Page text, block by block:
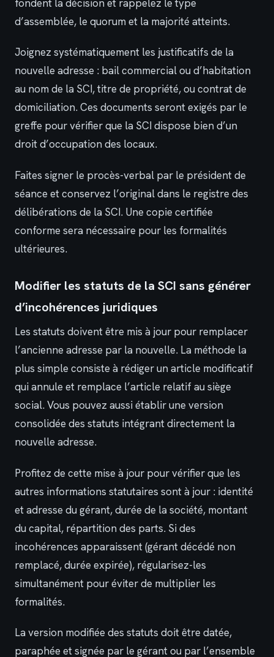
fondent la décision et rappelez le type
d’assemblée, le quorum et la majorité atteints.
Joignez systématiquement les justificatifs de la
nouvelle adresse : bail commercial ou d’habitation
au nom de la SCI, titre de propriété, ou contrat de
domiciliation. Ces documents seront exigés par le
greffe pour vérifier que la SCI dispose bien d’un
droit d’occupation des locaux.
Faites signer le procès-verbal par le président de
séance et conservez l’original dans le registre des
délibérations de la SCI. Une copie certifiée
conforme sera nécessaire pour les formalités
ultérieures.
Modifier les statuts de la SCI sans générer
d’incohérences juridiques
Les statuts doivent être mis à jour pour remplacer
l’ancienne adresse par la nouvelle. La méthode la
plus simple consiste à rédiger un article modificatif
qui annule et remplace l’article relatif au siège
social. Vous pouvez aussi établir une version
consolidée des statuts intégrant directement la
nouvelle adresse.
Profitez de cette mise à jour pour vérifier que les
autres informations statutaires sont à jour : identité
et adresse du gérant, durée de la société, montant
du capital, répartition des parts. Si des
incohérences apparaissent (gérant décédé non
remplacé, durée expirée), régularisez-les
simultanément pour éviter de multiplier les
formalités.
La version modifiée des statuts doit être datée,
paraphée et signée par le gérant ou par l’ensemble